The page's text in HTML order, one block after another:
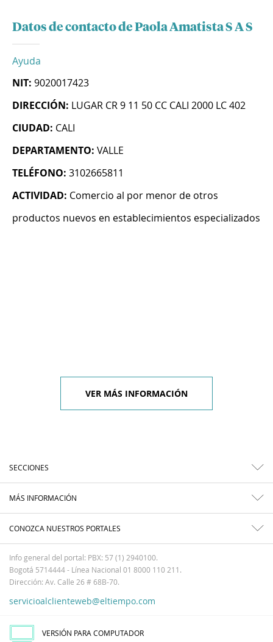
Datos de contacto de Paola Amatista S A S
Ayuda
NIT: 9020017423
DIRECCIÓN: LUGAR CR 9 11 50 CC CALI 2000 LC 402
CIUDAD: CALI
DEPARTAMENTO: VALLE
TELÉFONO: 3102665811
ACTIVIDAD: Comercio al por menor de otros
productos nuevos en establecimientos especializados
VER MÁS INFORMACIÓN
SECCIONES
MÁS INFORMACIÓN
CONOZCA NUESTROS PORTALES
Info general del portal: PBX: 57 (1) 2940100.
Bogotá 5714444 - Línea Nacional 01 8000 110 211.
Dirección: Av. Calle 26 # 68B-70.
servicioalclienteweb@eltiempo.com
VERSIÓN PARA COMPUTADOR